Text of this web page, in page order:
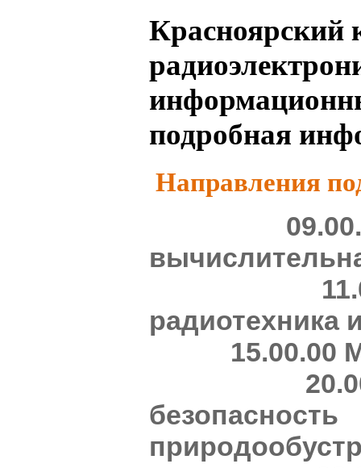
Красноярский
подробная
Направления
радиотехника
15.00.00